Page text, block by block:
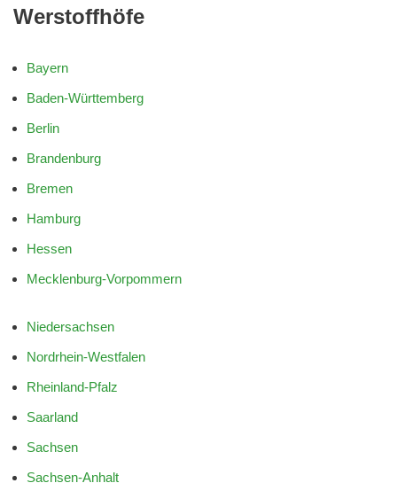
Werstoffhöfe
Bayern
Baden-Württemberg
Berlin
Brandenburg
Bremen
Hamburg
Hessen
Mecklenburg-Vorpommern
Niedersachsen
Nordrhein-Westfalen
Rheinland-Pfalz
Saarland
Sachsen
Sachsen-Anhalt